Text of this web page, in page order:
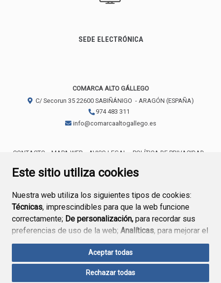
Este sitio utiliza cookies
Nuestra web utiliza los siguientes tipos de cookies:
Técnicas, imprescindibles para que la web funcione
correctamente; De personalización, para recordar sus
preferencias de uso de la web; Analíticas, para mejorar el
funcionamiento de la web y sus servicios.
Si acepta pulsando el botón“Aceptar todas”
consideramos que acepta su uso. Si pulsa el botón
Aceptar todas
Rechazar todas
SEDE ELECTRÓNICA
COMARCA ALTO GÁLLEGO
C/ Secorun 35 22600 SABIÑÁNIGO - ARAGÓN (ESPAÑA)
974 483 311
info@comarcaaltogallego.es
CONTACTO MAPA WEB AVISO LEGAL
POLÍTICA DE PRIVACIDAD